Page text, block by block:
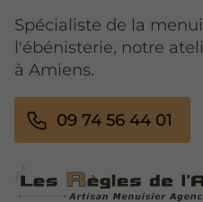
Spécialiste de la
l'ébénisterie, notre
à Amiens.
09 74 56 44 01